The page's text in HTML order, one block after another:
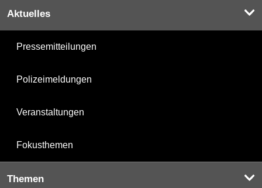
Aktuelles
Pressemitteilungen
Polizeimeldungen
Veranstaltungen
Fokusthemen
Themen